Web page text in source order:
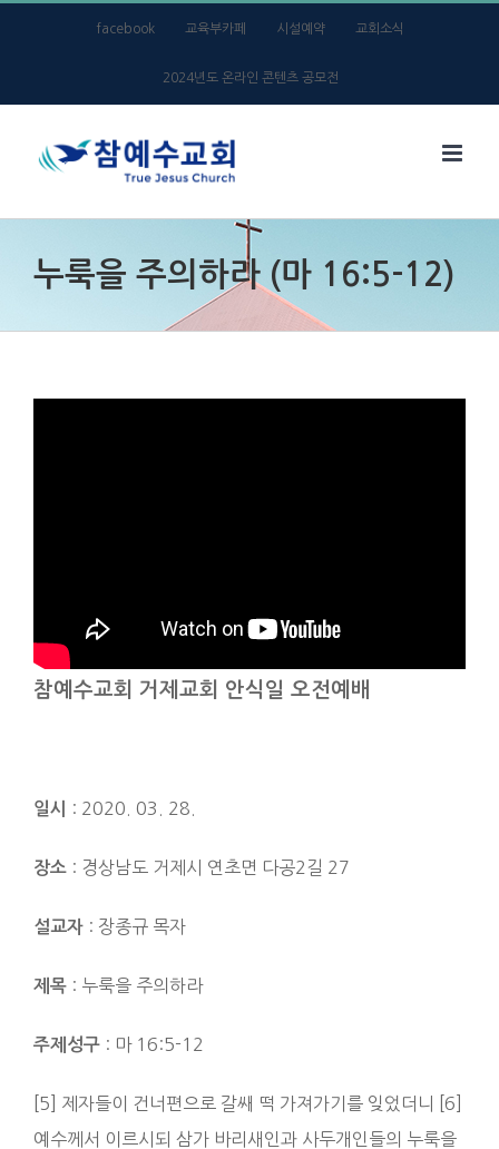
facebook 교육부카페 시설예약 교회소식
2024년도 온라인 콘텐츠 공모전
누룩을 주의하라 (마 16:5-12)
참예수교회 거제교회 안식일 오전예배
일시 : 2020. 03. 28.
장소 : 경상남도 거제시 연초면 다공2길 27
설교자 : 장종규 목자
제목 : 누룩을 주의하라
주제성구 : 마 16:5-12
[5] 제자들이 건너편으로 갈쌔 떡 가져가기를 잊었더니 [6]
예수께서 이르시되 삼가 바리새인과 사두개인들의 누룩을